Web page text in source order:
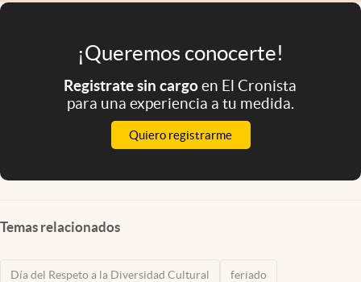
¡Queremos conocerte!
Registrate sin cargoen El Cronista
para una experiencia a tu medida.
Quiero registrarme
Temas relacionados
Día del Respeto a la Diversidad Cultural feriado